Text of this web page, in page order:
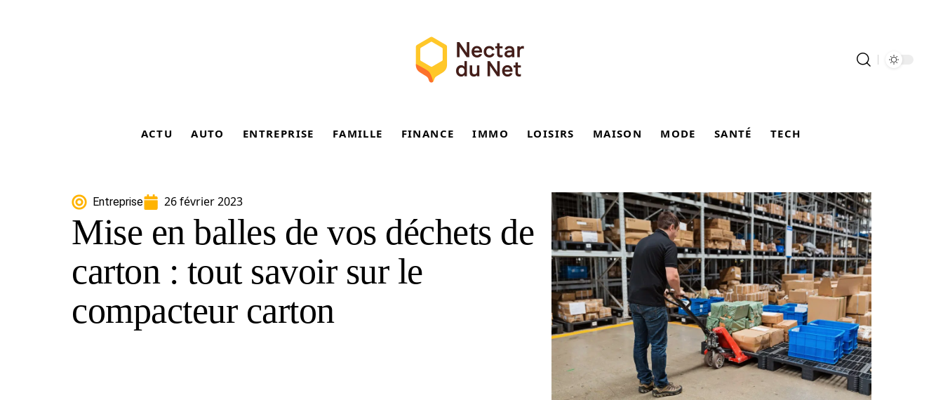
ACTU AUTO ENTREPRISE FAMILLE FINANCE IMMO LOISIRS MAISON MODE SANTÉ TECH
Entreprise 26 février 2023
Mise en balles de vos déchets de
carton : tout savoir sur le
compacteur carton